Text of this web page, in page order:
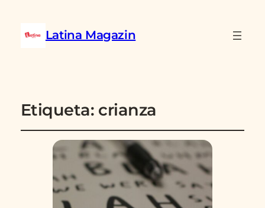
Latina Magazin
Etiqueta: crianza